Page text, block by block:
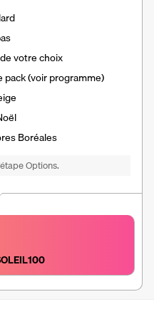
votre choix
pack (voir programme)
Boréales
Options.